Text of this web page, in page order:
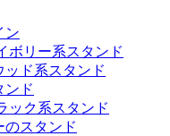
ン
ボリー系スタンド
ッド系スタンド
ンド
ック系スタンド
のスタンド